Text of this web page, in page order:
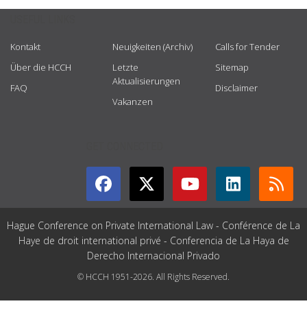
Kontakt
Über die HCCH
FAQ
Neuigkeiten (Archiv)
Letzte
Aktualisierungen
Vakanzen
Calls for Tender
Sitemap
Disclaimer
Hague Conference on Private International Law - Conférence de La
Haye de droit international privé - Conferencia de La Haya de
Derecho Internacional Privado
© HCCH 1951-2026. All Rights Reserved.